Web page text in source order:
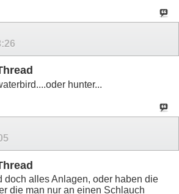
hunter...
doch alles Anlagen, oder haben die
die man nur an einen Schlauch